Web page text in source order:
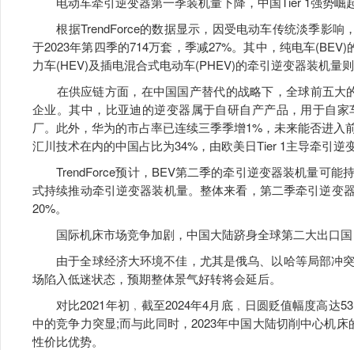
根据TrendForce的数据显示，因受电动车传统淡季影响
于2023年第四季的714万套，季减27%。其中，纯电车
力车(HEV)及插电混合式电动车(PHEV)的牵引逆变器装机量
在供应链方面，在中国国产替代的战略下，全球前五大
企业。其中，比亚迪的逆变器属于自研自产产品，用于自
厂。此外，华为的市占率已连续三季季增1%，未来能否进
汇川技术在内的中国占比为34%，由欧美日Tier 1主导牵引逆
TrendForce预计，BEV第二季的牵引逆变器装机量可能
式持续推动牵引逆变器装机量。整体来看，第二季牵引逆变
20%。
国际机床市场竞争加剧，中国大陆跻身全球第二大出口国
由于全球经济大环境不佳，尤其是俄乌、以哈等局部冲
场陷入低迷状态，预期整体景气好转将会延后。
对比2021年初﹐截至2024年4月底﹐日圆贬值幅度高达
中的竞争力突显;而与此同时，2023年中国大陆切削中心机
性价比优势。